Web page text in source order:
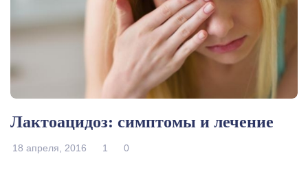
Лактоацидоз: симптомы и лечение
18 апреля, 2016 1 0